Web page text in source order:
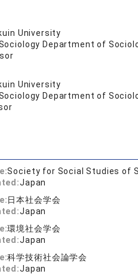
University
Department of
University
Department of
Society for Social Studies of
Japan
日本社会学会
Japan
環境社会学会
Japan
科学技術社会論学会
Japan